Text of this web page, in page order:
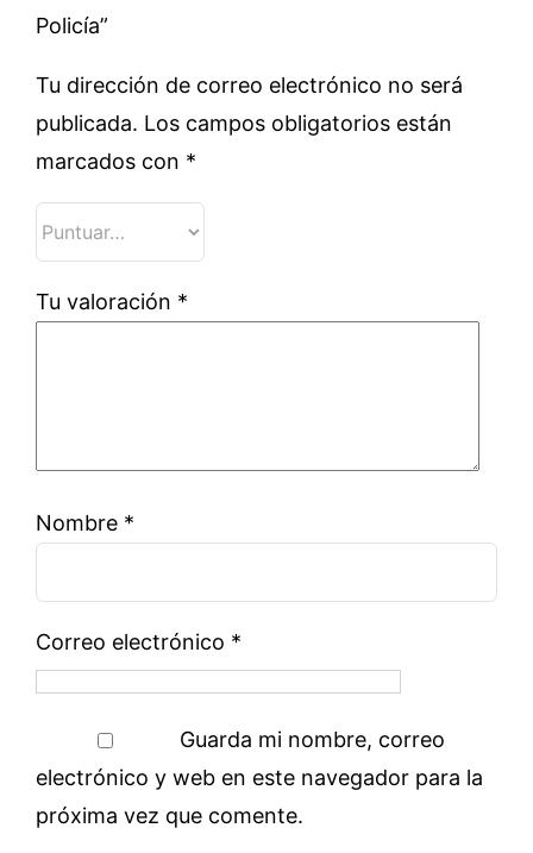
Policía”
Tu dirección de correo electrónico no será
publicada. Los campos obligatorios están
marcados con *
Tu valoración *
Nombre *
Correo electrónico *
Guarda mi nombre, correo
electrónico y web en este navegador para la
próxima vez que comente.